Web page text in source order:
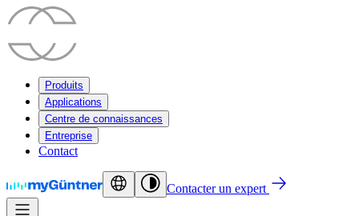
Produits
Applications
Centre de connaissances
Entreprise
Contact
Contacter un expert